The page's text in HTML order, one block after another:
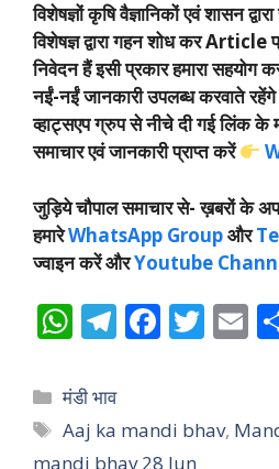
विशेषज्ञों कृषि वैज्ञानिकों एवं शासन
विशेषज्ञ द्वारा गहन शोध कर
निवेदन हैं इसी प्रकार हमारा
नईं-नईं जानकारी उपलब्ध करवाते
व्हाट्सएप ग्रुप से नीचे दी गई लिंक
समाचार एवं जानकारी प्राप्त करें
जुड़िये चौपाल समाचार से-ख़बरों के
हमारेWhatsApp Groupऔर
ज्वाइन करें औरYoutube
W
at
s
T
e
gr
F
b
T
er
E
l
Categories
मंडी भाव
Tags
Aaj ka mandi bhav,
mandi bhav 28 Jun